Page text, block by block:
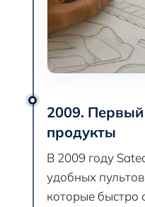
2009.
продукты
В 2009 году
удобных
которые быстро